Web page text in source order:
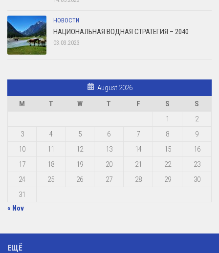
НОВОСТИ
НАЦИОНАЛЬНАЯ ВОДНАЯ СТРАТЕГИЯ – 2040
03.03.2023
August 2026
M
T W T F S
S
1
2
3
4 5 6 7 8
9
10
11 12 13 14 15
16
17
18 19 20 21 22
23
24
25 26 27 28 29
30
31
« Nov
ЕЩЁ